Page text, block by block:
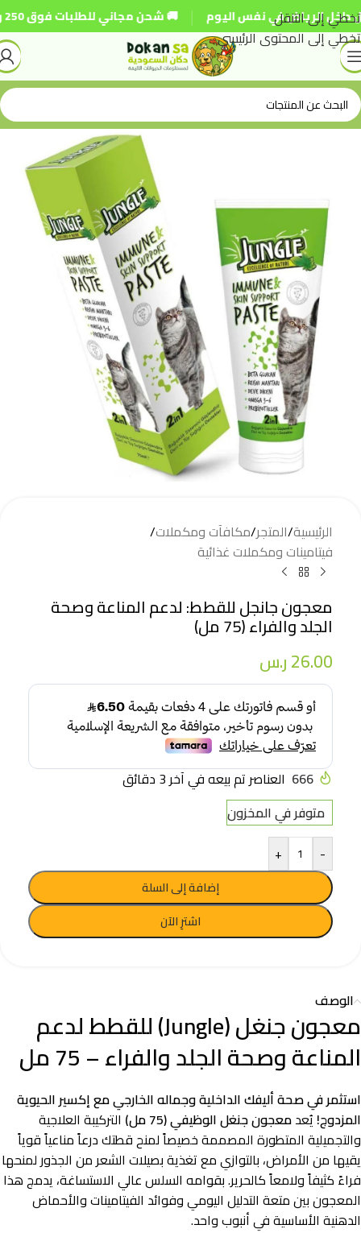
تخطي إلى التنقل
تخطي إلى المحتوى الرئيسي
الرياض في نفس اليوم | 🚚 شحن مجاني للطلبات فوق 250 ريال
الرئيسية/المتجر/مكافآت ومكملات/
فيتامينات ومكملات غذائية
معجون جانجل للقطط: لدعم المناعة وصحة
الجلد والفراء (75 مل)
26.00ر.س
666 العناصر تم بيعه في آخر 3 دقائق
متوفر في المخزون
-
+
إضافة إلى السلة
اشترِ الآن
الوصف
معجون جنغل (Jungle) للقطط لدعم
المناعة وصحة الجلد والفراء – 75 مل
استثمر في صحة أليفك الداخلية وجماله الخارجي مع إكسير الحيوية
المزدوج! يُعدمعجون جنغل الوظيفي (75 مل)
التركيبة العلاجية
والتجميلية المتطورة المصممة خصيصاً لمنح قطتك درعاً مناعياً قوياً
يقيها من الأمراض، بالتوازي مع تغذية بصيلات الشعر من الجذور لمنحها
فراءً كثيفاً ولامعاً كالحرير. بقوامه السلس عالي الاستساغة، يدمج هذا
المعجون بين متعة التدليل اليومي وفوائد الفيتامينات والأحماض
الدهنية الأساسية في أنبوب واحد.